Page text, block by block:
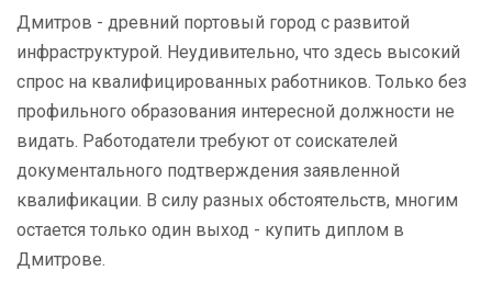
Дмитров - древний портовый город с развитой
инфраструктурой. Неудивительно, что здесь высокий
спрос на квалифицированных работников. Только без
профильного образования интересной должности не
видать. Работодатели требуют от соискателей
документального подтверждения заявленной
квалификации. В силу разных обстоятельств, многим
остается только один выход - купить диплом в
Дмитрове.